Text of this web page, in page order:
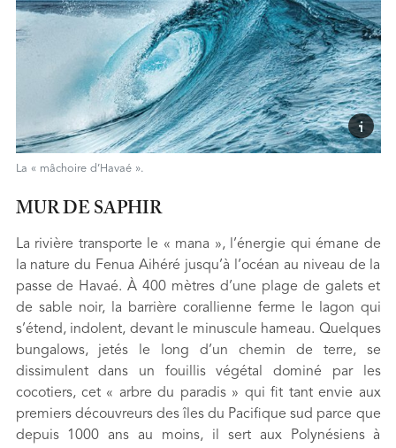
La « mâchoire d’Havaé ».
MUR DE SAPHIR
La rivière transporte le « mana », l’énergie qui émane de
la nature du Fenua Aihéré jusqu’à l’océan au niveau de la
passe de Havaé. À 400 mètres d’une plage de galets et
de sable noir, la barrière corallienne ferme le lagon qui
s’étend, indolent, devant le minuscule hameau. Quelques
bungalows, jetés le long d’un chemin de terre, se
dissimulent dans un fouillis végétal dominé par les
cocotiers, cet « arbre du paradis » qui fit tant envie aux
premiers découvreurs des îles du Pacifique sud parce que
depuis 1000 ans au moins, il sert aux Polynésiens à